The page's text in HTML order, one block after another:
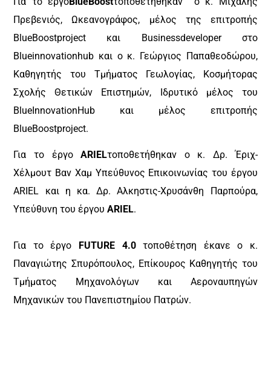
Πρεβενιός, Ωκεανογράφος, μέλος της επιτροπής
BlueBoostproject και Businessdeveloperστο
Βlueinnovationhub και ο κ. Γεώργιος Παπαθεοδώρου,
Καθηγητής του Τμήματος Γεωλογίας, Κοσμήτορας
Σχολής Θετικών Επιστημών, Ιδρυτικό μέλος του
BlueInnovationHub και μέλος επιτροπής
BlueBoostproject.
Για το έργοARIELτοποθετήθηκαν ο κ. Δρ. Έριχ-
Χέλμουτ Βαν Χαμ Υπεύθυνος Επικοινωνίας του έργου
ARIEL και η κα. Δρ. Αλκηστις-Χρυσάνθη Παρπούρα,
Υπεύθυνη του έργουARIEL.
Για το έργο FUTURE4.0τοποθέτηση έκανε ο κ.
Παναγιώτης Σπυρόπουλος, Επίκουρος Καθηγητής του
Τμήματος Μηχανολόγων και Αεροναυπηγών
Μηχανικών του Πανεπιστημίου Πατρών.